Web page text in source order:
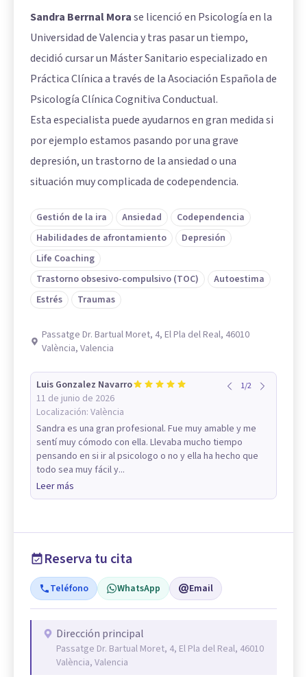
Sandra Berrnal Morase licenció en Psicología en la
Universidad de Valencia y tras pasar un tiempo,
decidió cursar un Máster Sanitario especializado en
Práctica Clínica a través de la Asociación Española de
Psicología Clínica Cognitiva Conductual.
Esta especialista puede ayudarnos en gran medida si
por ejemplo estamos pasando por una grave
depresión, un trastorno de la ansiedad o una
situación muy complicada de codependencia.
Gestión de la ira Ansiedad
Codependencia
Habilidades de afrontamiento
Depresión
Life Coaching
Trastorno obsesivo-compulsivo (TOC)
Autoestima
Estrés
Traumas
Passatge Dr. Bartual Moret, 4, El Pla del Real, 46010
València, Valencia
Luis Gonzalez Navarro
11 de junio de 2026
Localización: València
1/2
Sandra es una gran profesional. Fue muy amable y me
sentí muy cómodo con ella. Llevaba mucho tiempo
pensando en si ir al psicologo o no y ella ha hecho que
todo sea muy fácil y...
Leer más
Reserva tu cita
Teléfono WhatsApp Email
Dirección principal
Passatge Dr. Bartual Moret, 4, El Pla del Real, 46010
València, Valencia